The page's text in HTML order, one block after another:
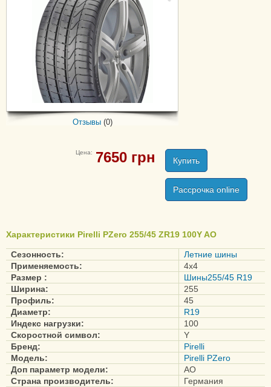
Winter Snowcontrol 3
Winter Snowsport
Winter Sottozero
Winter Sottozero 2
Winter Sottozero 3
Carrier
Cinturato P1
Cinturato P7
Cinturato P7 (P7C2)
PZero Nero
PZero Rosso
Scorpion
Scorpion Verde
Asimmetrico
Отзывы (0)
Цена: 7650 грн Купить
Рассрочка online
Характеристики Pirelli PZero 255/45 ZR19 100Y AO
Сезонность:
Летние шины
Применяемость:
4x4
Размер :
Шины255/45 R19
Ширина:
255
Профиль:
45
Диаметр:
R19
Индекс нагрузки:
100
Скоростной символ:
Y
Бренд:
Pirelli
Модель:
Pirelli PZero
Доп параметр модели:
AO
Страна производитель:
Германия